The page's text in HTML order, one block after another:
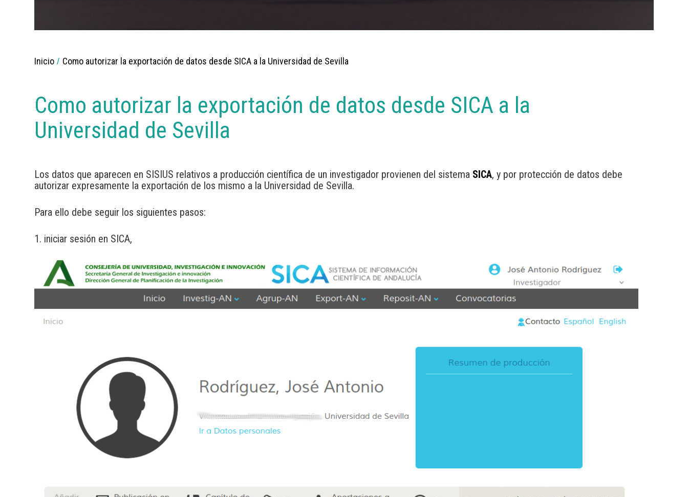
Breadcrumbs
You
Inicio Como autorizar la exportación de datos desde SICA a la Universidad de Sevilla
Como autorizar la exportación de datos desde SICA a la
Universidad de Sevilla
Los datos que aparecen en SISIUS relativos a producción científica de un investigador provienen del sistema SICA, y por protección de datos debe
autorizar expresamente la exportación de los mismo a la Universidad de Sevilla.
Para ello debe seguir los siguientes pasos:
1. iniciar sesión en SICA,